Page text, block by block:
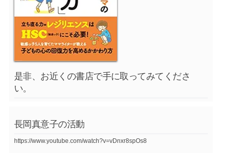
是非、お近くの書店で手に取ってみてくださ
い。
長岡真意子の活動
https://www.youtube.com/watch?v=vDnxr8spOs8